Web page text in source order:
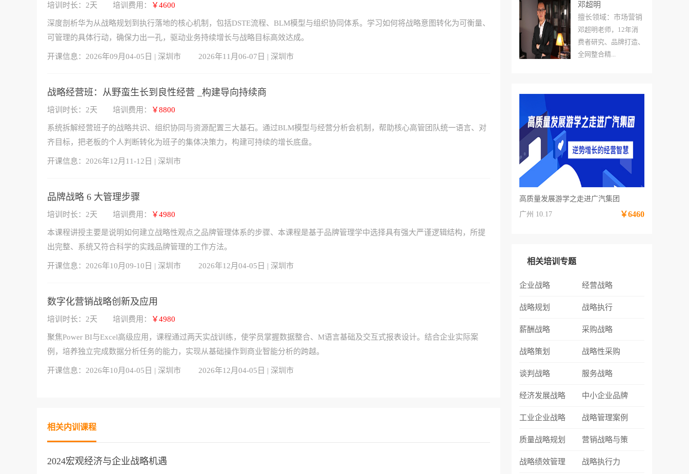
培训时长：2天 培训费用： ￥4600
深度剖析华为从战略规划到执行落地的核心机制，包括DSTE流程、BLM模型与组织协同体系。学习如何将战略意图转化为可衡量、
可管理的具体行动，确保力出一孔，驱动业务持续增长与战略目标高效达成。
开课信息： 2026年09月04-05日 | 深圳市 2026年11月06-07日 | 深圳市
战略经营班：从野蛮生长到良性经营 _构建导向持续商
培训时长：2天 培训费用： ￥8800
系统拆解经营班子的战略共识、组织协同与资源配置三大基石。通过BLM模型与经营分析会机制，帮助核心高管团队统一语言、对
齐目标，把老板的个人判断转化为班子的集体决策力，构建可持续的增长底盘。
开课信息： 2026年12月11-12日 | 深圳市
品牌战略 6 大管理步骤
培训时长：2天 培训费用： ￥4980
本课程讲授主要是说明如何建立战略性观点之品牌管理体系的步骤、本课程是基于品牌管理学中选择具有强大严谨逻辑结构，所提
出完整、系统又符合科学的实践品牌管理的工作方法。
开课信息： 2026年10月09-10日 | 深圳市 2026年12月04-05日 | 深圳市
数字化营销战略创新及应用
培训时长：2天 培训费用： ￥4980
聚焦Power BI与Excel高级应用，课程通过两天实战训练，使学员掌握数据整合、M语言基础及交互式报表设计。结合企业实际案
例，培养独立完成数据分析任务的能力，实现从基础操作到商业智能分析的跨越。
开课信息： 2026年10月04-05日 | 深圳市 2026年12月04-05日 | 深圳市
相关内训课程
2024宏观经济与企业战略机遇
邓超明
擅长领域：市场营销
邓超明老师，12年消
费者研究、品牌打造、
全网整合精...
高质量发展游学之走进广汽集团
广州 10.17
￥6460
相关培训专题
企业战略 经营战略
战略规划 战略执行
薪酬战略 采购战略
战略策划 战略性采购
谈判战略 服务战略
经济发展战略 中小企业品牌
工业企业战略 战略管理案例
质量战略规划 营销战略与策
战略绩效管理 战略执行力